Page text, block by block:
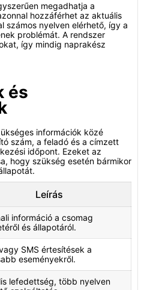
megadhatja a
hozzáférhet az aktuális
számos nyelven elérhető, így a
problémát. A rendszer
így mindig naprakész
és
információk közé
szám, a feladó és a címzett
időpont. Ezeket az
hogy szükség esetén bármikor
Leírás
információ a csomag
és állapotáról.
SMS értesítések a
eseményekről.
lefedettség, több nyelven